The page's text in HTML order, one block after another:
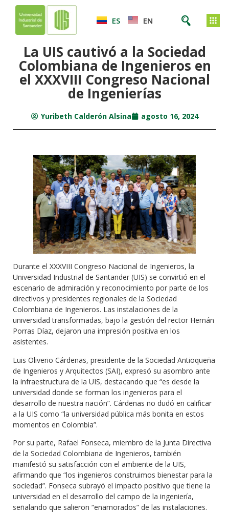
ES EN
La UIS cautivó a la Sociedad
Colombiana de Ingenieros en
el XXXVIII Congreso Nacional
de Ingenierías
Yuribeth Calderón Alsina agosto 16, 2024
Durante el XXXVIII Congreso Nacional de Ingenieros, la
Universidad Industrial de Santander (UIS) se convirtió en el
escenario de admiración y reconocimiento por parte de los
directivos y presidentes regionales de la Sociedad
Colombiana de Ingenieros. Las instalaciones de la
universidad transformadas, bajo la gestión del rector Hernán
Porras Díaz, dejaron una impresión positiva en los
asistentes.
Luis Oliverio Cárdenas, presidente de la Sociedad Antioqueña
de Ingenieros y Arquitectos (SAI), expresó su asombro ante
la infraestructura de la UIS, destacando que “es desde la
universidad donde se forman los ingenieros para el
desarrollo de nuestra nación”. Cárdenas no dudó en calificar
a la UIS como “la universidad pública más bonita en estos
momentos en Colombia”.
Por su parte, Rafael Fonseca, miembro de la Junta Directiva
de la Sociedad Colombiana de Ingenieros, también
manifestó su satisfacción con el ambiente de la UIS,
afirmando que “los ingenieros construimos bienestar para la
sociedad”. Fonseca subrayó el impacto positivo que tiene la
universidad en el desarrollo del campo de la ingeniería,
señalando que salieron “enamorados” de las instalaciones.